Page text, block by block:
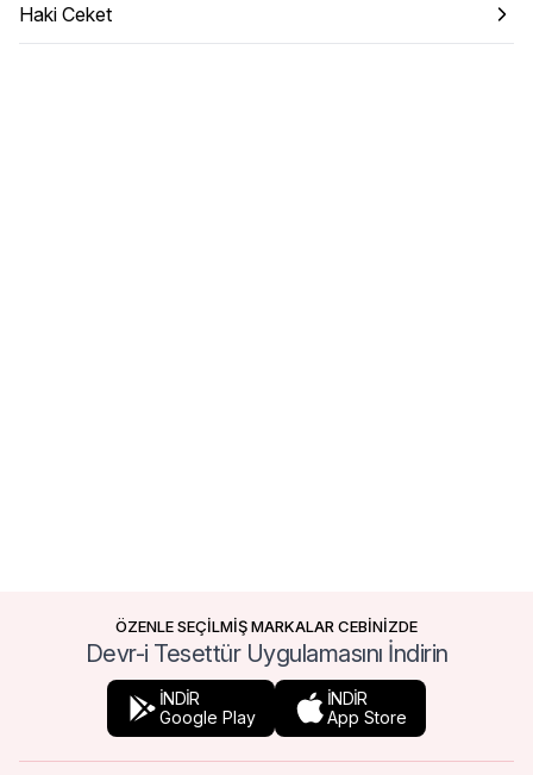
Haki Ceket
ÖZENLE SEÇİLMİŞ MARKALAR CEBİNİZDE
Devr-i Tesettür Uygulamasını İndirin
İNDİR
Google Play
İNDİR
App Store